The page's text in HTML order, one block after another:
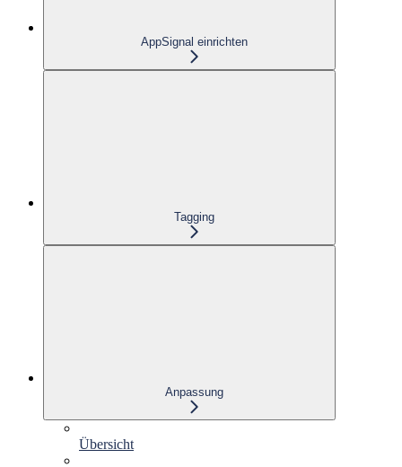
AppSignal einrichten
Tagging
Anpassung
Übersicht